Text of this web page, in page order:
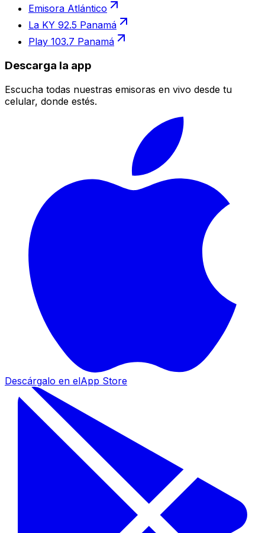
Emisora Atlántico
La KY 92.5 Panamá
Play 103.7 Panamá
Descarga la app
Escucha todas nuestras emisoras en vivo desde tu
celular, donde estés.
Descárgalo en elApp Store